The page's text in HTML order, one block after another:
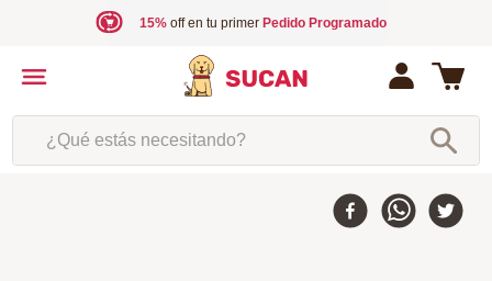
15%off en tu primer Pedido Programado
¿Qué estás necesitando?